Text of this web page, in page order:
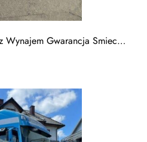
Wynajem Gwarancja Smiec…